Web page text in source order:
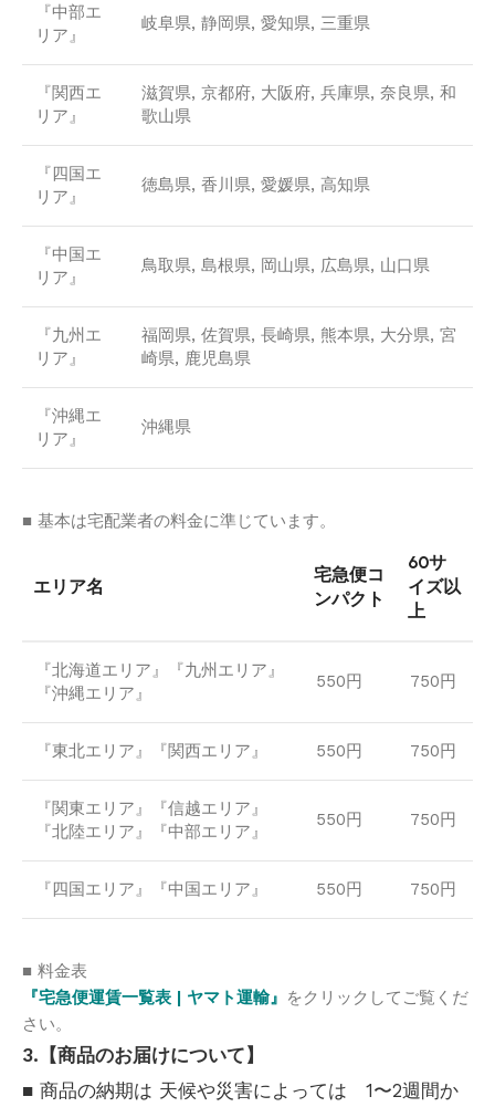
『中部エ
リア』
岐阜県, 静岡県, 愛知県, 三重県
『関西エ
リア』
滋賀県, 京都府, 大阪府, 兵庫県, 奈良県, 和
歌山県
『四国エ
リア』
徳島県, 香川県, 愛媛県, 高知県
『中国エ
リア』
鳥取県, 島根県, 岡山県, 広島県, 山口県
『九州エ
リア』
福岡県, 佐賀県, 長崎県, 熊本県, 大分県, 宮
崎県, 鹿児島県
『沖縄エ
リア』
沖縄県
■ 基本は宅配業者の料金に準じています。
エリア名
宅急便コ
ンパクト
60サ
イズ以
上
『北海道エリア』『九州エリア』
『沖縄エリア』
550円 750円
『東北エリア』『関西エリア』 550円 750円
『関東エリア』『信越エリア』
『北陸エリア』『中部エリア』
550円 750円
『四国エリア』『中国エリア』 550円 750円
■ 料金表
『宅急便運賃一覧表 | ヤマト運輸』 をクリックしてご覧くだ
さい。
3.【商品のお届けについて】
■ 商品の納期は 天候や災害によっては 1〜2週間か